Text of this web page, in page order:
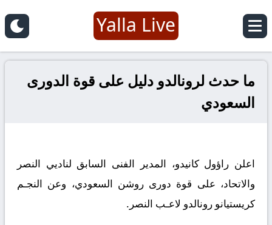
Yalla Live
ما حدث لرونالدو دليل على قوة الدورى
السعودي
اعلن راؤول كانيدو، المدير الفنى السابق لناديي النصر
والاتحاد، على قوة دورى روشن السعودي، وعن النجـم
كريستيانو رونالدو لاعـب النصر.